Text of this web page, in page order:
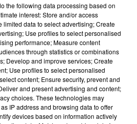
QUELQUES MOIS ?
les deux femelles et le
quarantaine."Tout s’est très
très vite acclimatés à leur
assure la vétérinaire qui les a
de leur voyage entre l’Asie
son équipe de soigneurs
the following data processing based on
interest: Store and/or access
limited data to select advertising; Create
Use profiles to select personalised
performance; Measure content
through statistics or combinations
Develop and improve services; Create
Use profiles to select personalised
content; Ensure security, prevent and
and present advertising and content;
choices. These technologies may
IP address and browsing data to offer
devices based on information actively